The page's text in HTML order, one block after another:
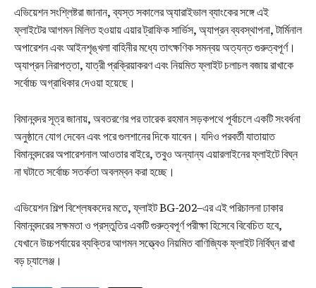
এভিয়েশন সংশ্লিষ্টরা জানান, ব্যস্ত সকালের অ্যারাইভাল ব্যাংকের সঙ্গে এই
ফ্লাইটের আগমন মিলিত হওয়ায় এয়ার ট্রাফিক সার্ভিস, অ্যাপ্রন ব্যবস্থাপনা, টার্মিনাল
অপারেশন এবং আইনশৃঙ্খলা বাহিনীর মধ্যে তাৎক্ষণিক সমন্বয় অত্যন্ত গুরুত্বপূর্ণ।
অ্যাপ্রন নিরাপত্তা, যাত্রী প্রক্রিয়াকরণ এবং নিয়মিত ফ্লাইট চলাচল বজায় রাখাকে
সর্বোচ্চ অগ্রাধিকার দেওয়া হয়েছে।
বিমানবন্দর সূত্র জানায়, অবতরণের পর তারেক রহমান সড়কপথে পূর্বাচলে একটি সংবর্ধনা
অনুষ্ঠানে যোগ দেবেন এবং পরে গুলশানের দিকে যাবেন। যদিও পরবর্তী যাতায়াত
বিমানবন্দরের অপারেশনাল আওতার বাইরে, তবুও অন্যান্য এয়ারলাইনের ফ্লাইটে বিঘ্ন
না ঘটাতে সর্বোচ্চ সতর্কতা অবলম্বন করা হচ্ছে।
এভিয়েশন শিল্প বিশ্লেষকদের মতে, ফ্লাইট BG-202–এর এই পরিচালনা ঢাকার
বিমানবন্দরের সক্ষমতা ও প্রস্তুতির একটি গুরুত্বপূর্ণ পরীক্ষা হিসেবে বিবেচিত হবে,
যেখানে উচ্চপর্যায়ের ব্যক্তির আগমন সত্ত্বেও নিয়মিত বাণিজ্যিক ফ্লাইট নির্বিঘ্ন রাখা
বড় চ্যালেঞ্জ।